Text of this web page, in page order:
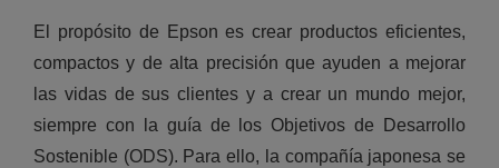
El propósito de Epson es crear productos eficientes,
compactos y de alta precisión que ayuden a mejorar
las vidas de sus clientes y a crear un mundo mejor,
siempre con la guía de los Objetivos de Desarrollo
Sostenible (ODS). Para ello, la compañía japonesa se